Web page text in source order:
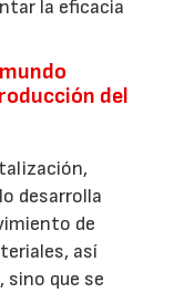
la eficacia
del
desarrolla
de
así
sino que se